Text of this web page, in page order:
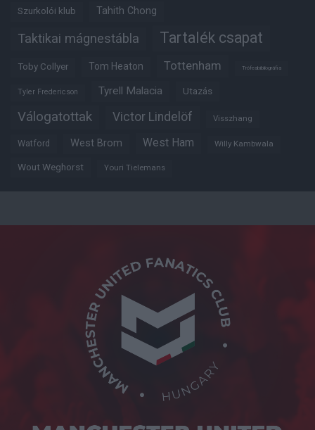
Szurkolói klub Tahith Chong
Taktikai mágnestábla Tartalék csapat
Toby Collyer Tom Heaton Tottenham Trófeabibliográfia
Tyler Fredericson Tyrell Malacia Utazás
Válogatottak Victor Lindelöf Visszhang
Watford West Brom West Ham Willy Kambwala
Wout Weghorst Youri Tielemans